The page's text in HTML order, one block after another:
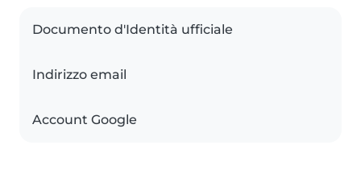
Documento d'Identità ufficiale
Indirizzo email
Account Google